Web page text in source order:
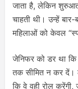
जाता है, लेकिन शुरुआत
चाहती थी। उन्हें
महिलाओं को केवल
जेनिफर को डर था कि
तक सीमित न कर दें।
कि वे वही रोल